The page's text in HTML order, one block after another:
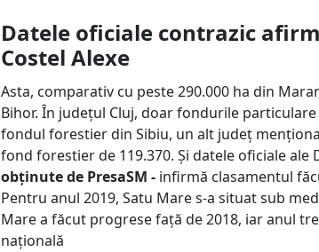
Datele oficiale contrazic
Costel Alexe
Asta, comparativ cu peste 290.000 ha din
Bihor. În județul Cluj, doar fondurile
fondul forestier din Sibiu, un alt județ
fond forestier de 119.370. Și datele oficiale ale
obținute de PresaSM - infirmă clasamentul
Pentru anul 2019, Satu Mare s-a situat sub
Mare a făcut progrese față de 2018, iar anul
națională